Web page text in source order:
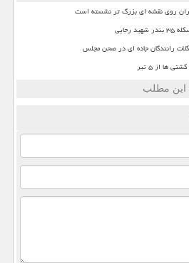
روی نقشه ای بزرگ تر نشسته است
رانندگان جاده ای در صحن مجلس
ها از ۵ تیر
این مطلب